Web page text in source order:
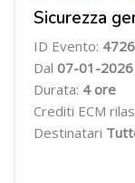
Sicurezza
ID Evento:
Dal 07-01-2026
Durata: 4ore
Crediti ECM
Destinatari